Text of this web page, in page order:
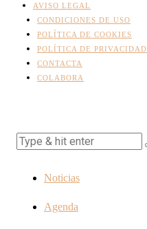
AVISO LEGAL
CONDICIONES DE USO
POLÍTICA DE COOKIES
POLÍTICA DE PRIVACIDAD
CONTACTA
COLABORA
Noticias
Agenda